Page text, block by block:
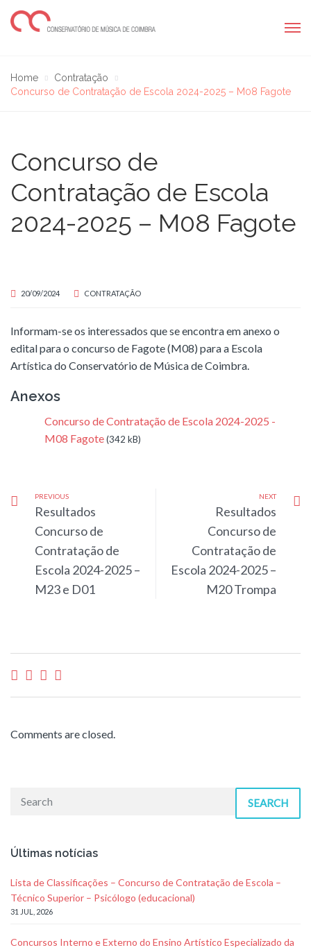
Home
Contratação
Concurso de Contratação de Escola 2024-2025 – M08 Fagote
Concurso de
Contratação de Escola
2024-2025 – M08 Fagote
20/09/2024 CONTRATAÇÃO
Informam-se os interessados que se encontra em anexo o
edital para o concurso de Fagote (M08) para a Escola
Artística do Conservatório de Música de Coimbra.
Anexos
Concurso de Contratação de Escola 2024-2025 -
M08 Fagote(342 kB)
PREVIOUS
Resultados
Concurso de
Contratação de
Escola 2024-2025 –
M23 e D01
NEXT
Resultados
Concurso de
Contratação de
Escola 2024-2025 –
M20 Trompa
Comments are closed.
SEARCH
Últimas notícias
Lista de Classificações – Concurso de Contratação de Escola –
Técnico Superior – Psicólogo (educacional)
31 JUL, 2026
Concursos Interno e Externo do Ensino Artístico Especializado da